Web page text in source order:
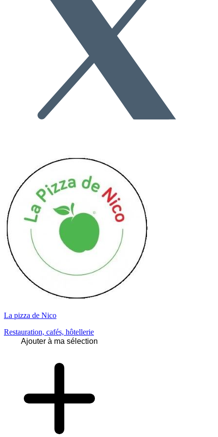
La pizza de Nico
Restauration, cafés, hôtellerie
Ajouter à ma sélection